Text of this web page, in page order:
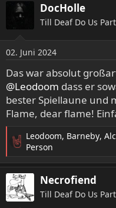
DocHolle
Till Deaf Do Us Part
02. Juni 2024
Das war absolut
@Leodoom dass er
bester Spiellaune und
Flame, dear flame!
R
a
k
t
i
Leodoom, Barneby,
Person
Necrofiend
Till Deaf Do Us Part